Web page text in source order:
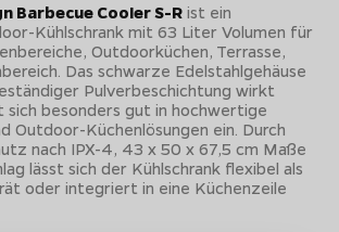
Barbecue Cooler S-Rist ein
Kühlschrank mit 63 Liter Volumen für
Outdoorküchen, Terrasse,
Das schwarze Edelstahlgehäuse
Pulverbeschichtung wirkt
besonders gut in hochwertige
Outdoor-Küchenlösungen ein. Durch
nach IPX-4, 43 x 50 x 67,5 cm Maße
lässt sich der Kühlschrank flexibel als
oder integriert in eine Küchenzeile